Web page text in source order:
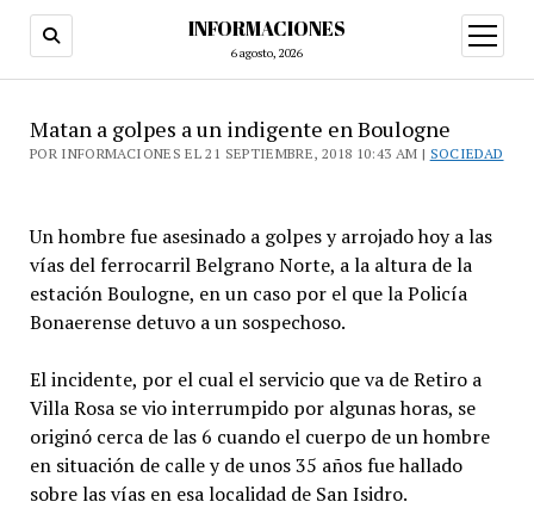
INFORMACIONES
6 agosto, 2026
abrir
menú
Matan a golpes a un indigente en Boulogne
POR INFORMACIONES EL 21 SEPTIEMBRE, 2018 10:43 AM | SOCIEDAD
Un hombre fue asesinado a golpes y arrojado hoy a las
vías del ferrocarril Belgrano Norte, a la altura de la
estación Boulogne, en un caso por el que la Policía
Bonaerense detuvo a un sospechoso.
El incidente, por el cual el servicio que va de Retiro a
Villa Rosa se vio interrumpido por algunas horas, se
originó cerca de las 6 cuando el cuerpo de un hombre
en situación de calle y de unos 35 años fue hallado
sobre las vías en esa localidad de San Isidro.